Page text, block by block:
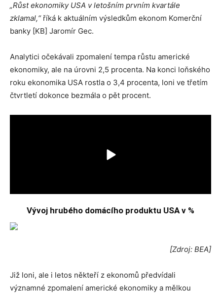
„Růst ekonomiky USA v letošním prvním kvartále
zklamal,“říká k aktuálním výsledkům ekonom Komerční
banky [KB] Jaromír Gec.
Analytici očekávali zpomalení tempa růstu americké
ekonomiky, ale na úrovni 2,5 procenta. Na konci loňského
roku ekonomika USA rostla o 3,4 procenta, loni ve třetím
čtvrtletí dokonce bezmála o pět procent.
Vývoj hrubého domácího produktu USA v %
[Zdroj: BEA]
Již loni, ale i letos někteří z ekonomů předvídali
významné zpomalení americké ekonomiky a mělkou